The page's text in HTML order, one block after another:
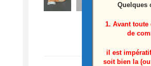
Quelques
1. Avant toute
de
il est
soit bien la